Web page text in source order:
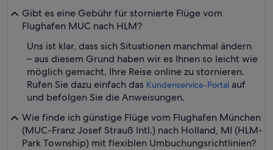
Gibt es eine Gebühr für stornierte Flüge vom
Flughafen MUC nach HLM?
Uns ist klar, dass sich Situationen manchmal ändern
– aus diesem Grund haben wir es Ihnen so leicht wie
möglich gemacht, Ihre Reise online zu stornieren.
Rufen Sie dazu einfach das Kundenservice-Portal auf
und befolgen Sie die Anweisungen.
Wie finde ich günstige Flüge vom Flughafen München
(MUC-Franz Josef Strauß Intl.) nach Holland, MI (HLM-
Park Township) mit flexiblen Umbuchungsrichtlinien?